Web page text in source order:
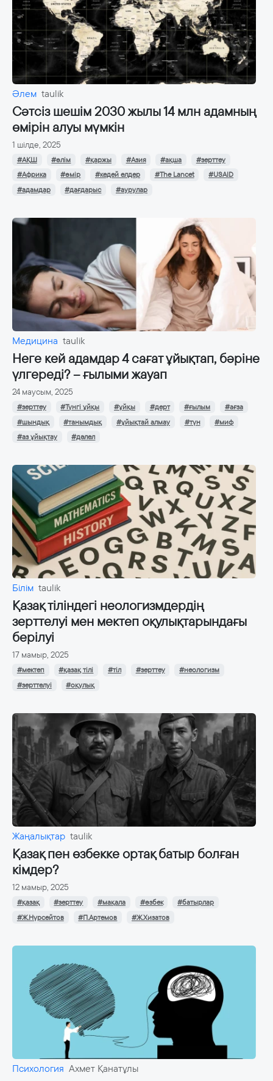
Әлем taulik
Сәтсіз шешім 2030 жылы 14 млн адамның
өмірін алуы мүмкін
1 шілде, 2025
#АҚШ #өлім #қаржы #Азия #ақша
#зерттеу
#Африка
#өмір #кедей елдер #The Lancet
#USAID
#адамдар
#дағдарыс #аурулар
Медицина taulik
Неге кей адамдар 4 сағат ұйықтап, бәріне
үлгереді? – ғылыми жауап
24 маусым, 2025
#зерттеу #Түнгі ұйқы #ұйқы #дерт #ғылым
#ағза
#шындық
#танымдық #ұйықтай алмау #түн
#миф
#аз ұйықтау
#дәлел
Білім taulik
Қазақ тіліндегі неологизмдердің
зерттелуі мен мектеп оқулықтарындағы
берілуі
17 мамыр, 2025
#мектеп #қазақ тілі #тіл #зерттеу
#неологизм
#зерттелуі
#оқулық
Жаңалықтар taulik
Қазақ пен өзбекке ортақ батыр болған
кімдер?
12 мамыр, 2025
#қазақ #зерттеу #мақала #өзбек
#батырлар
#Ж.Нүрсейтов
#П.Артемов #Ж.Хизатов
Психология Ахмет Қанатұлы